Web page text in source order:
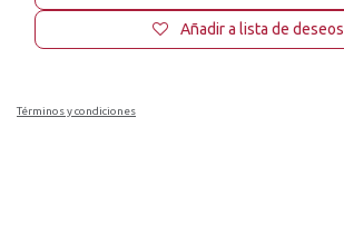
Añadir a lista de deseos
Términos y condiciones